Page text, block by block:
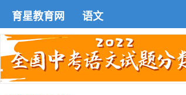
育星教育网 语文